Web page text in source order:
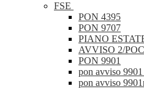
FSE
PON 4395
PON 9707
PIANO
AVVISO 2/
PON 9901
pon avviso
pon avviso